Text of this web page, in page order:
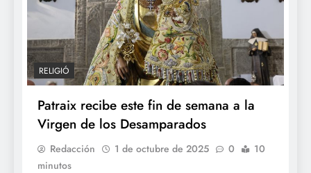
RELIGIÓ
Patraix recibe este fin de semana a la
Virgen de los Desamparados
Redacción 1 de octubre de 2025 0
10
minutos